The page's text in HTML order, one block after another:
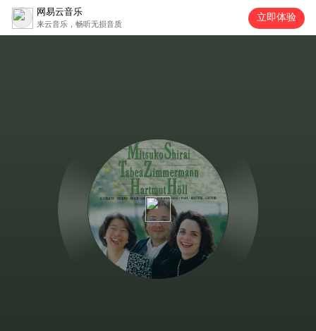
网易云音乐
来云音乐，畅听无损音质
立即体验